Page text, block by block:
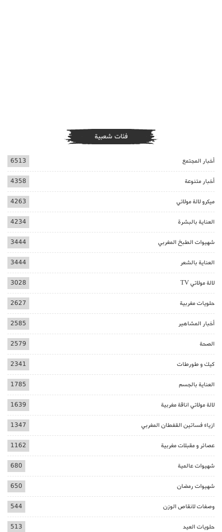
فئات شعبية
أخبار المجتمع 6513
أخبار متنوعة 4358
ميكرو لالة مولاتي 4263
العناية بالبشرة 4234
شهيوات الطبخ المغربي 3444
العناية بالشعر 3444
لالة مولاتي TV 3028
حلويات مغربية 2627
أخبار المشاهير 2585
الصحة 2579
كيك و طورطات 2341
العناية بالجسم 1785
لالة مولاتي اناقة مغربية 1639
ازياء فساتين القفطان المغربي 1347
عصائر و مقبلات مغربية 1162
شهيوات عالمية 680
شهيوات رمضان 650
وصفات لانقاص الوزن 544
حلويات العيد 513